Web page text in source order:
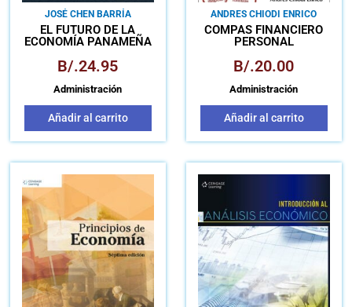
JOSÉ CHEN BARRÍA
EL FUTURO DE LA
ECONOMÍA PANAMEÑA
B/.24.95
Administración
Añadir al carrito
ANDRES CHIODI ENRICO
COMPÁS FINANCIERO
PERSONAL
B/.20.00
Administración
Añadir al carrito